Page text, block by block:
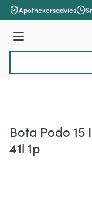
Ga naar de inhoud
Apothekersadvies
Menu
Product, merk,
Bota Podo
41l 1p